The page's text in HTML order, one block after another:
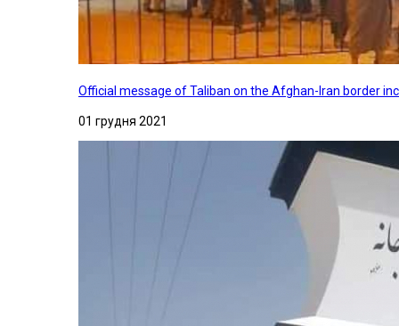
Official message of Taliban on the Afghan-Iran border
01 грудня 2021